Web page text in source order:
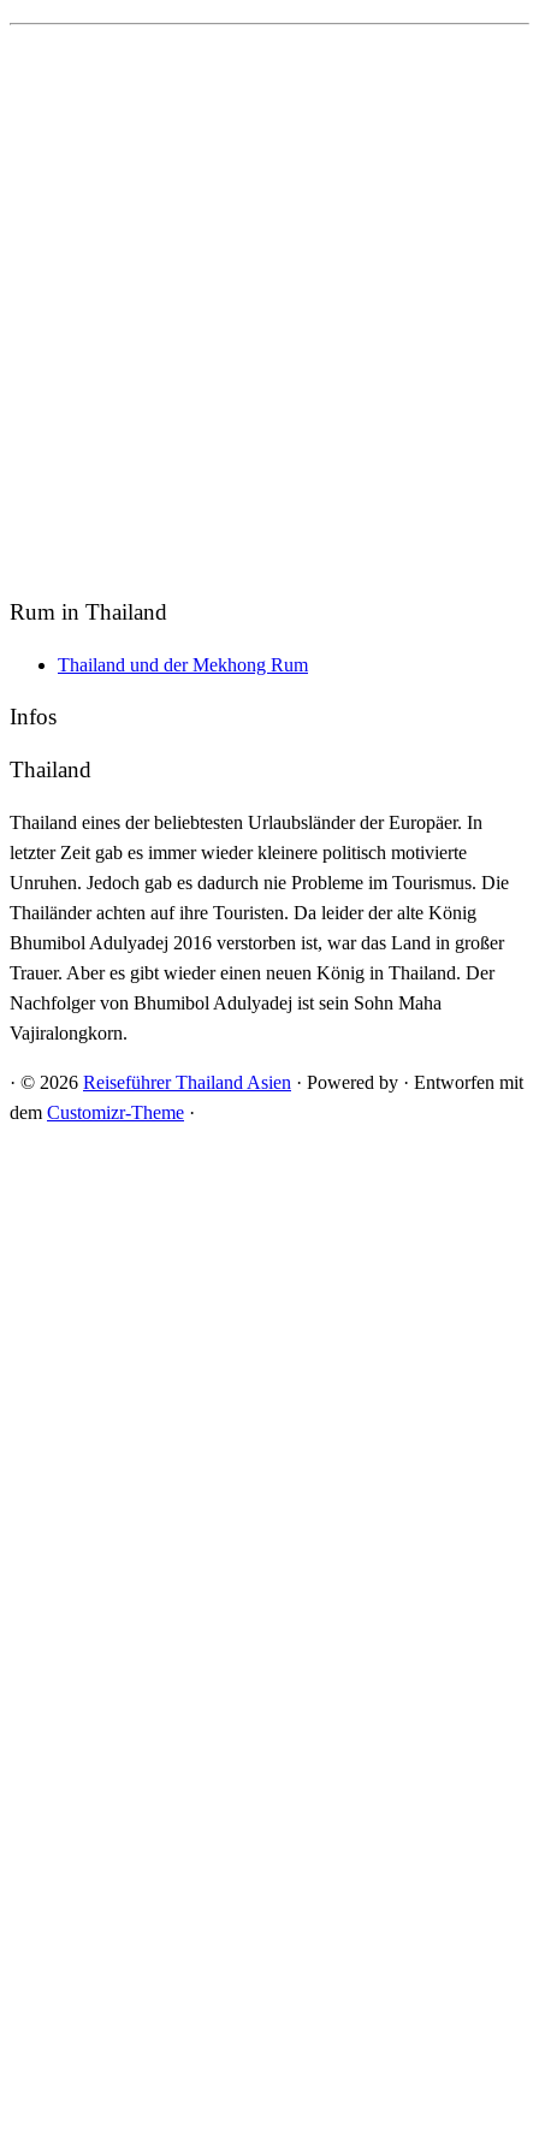
Rum in Thailand
Thailand und der Mekhong Rum
Infos
Thailand
Thailand eines der beliebtesten Urlaubsländer der Europäer. In
letzter Zeit gab es immer wieder kleinere politisch motivierte
Unruhen. Jedoch gab es dadurch nie Probleme im Tourismus. Die
Thailänder achten auf ihre Touristen. Da leider der alte König
Bhumibol Adulyadej 2016 verstorben ist, war das Land in großer
Trauer. Aber es gibt wieder einen neuen König in Thailand. Der
Nachfolger von Bhumibol Adulyadej ist sein Sohn Maha
Vajiralongkorn.
· © 2026 Reiseführer Thailand Asien · Powered by · Entworfen mit
dem Customizr-Theme ·